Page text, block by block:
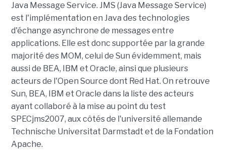
Java Message Service. JMS (Java Message Service)
est l'implémentation en Java des technologies
d'échange asynchrone de messages entre
applications. Elle est donc supportée par la grande
majorité des MOM, celui de Sun évidemment, mais
aussi de BEA, IBM et Oracle, ainsi que plusieurs
acteurs de l'Open Source dont Red Hat. On retrouve
Sun, BEA, IBM et Oracle dans la liste des acteurs
ayant collaboré à la mise au point du test
SPECjms2007, aux côtés de l'université allemande
Technische Universitat Darmstadt et de la Fondation
Apache.